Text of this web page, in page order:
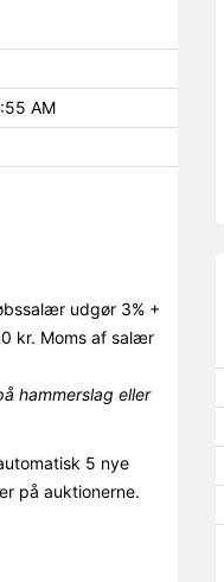
AM
udgør 3% +
kr. Moms af salær
hammerslag eller
5 nye
på auktionerne.